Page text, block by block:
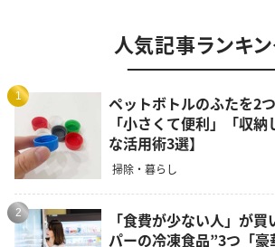
人気記事ランキ
1
ペットボトルのふたを2
「小さくて便利」「収
な活用術3選】
掃除・暮らし
2
「食費が少ない人」が
パーの冷凍食品”3つ「